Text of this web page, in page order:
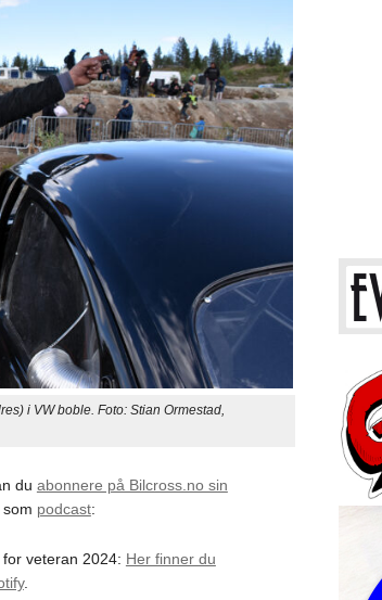
i VW boble. Foto: Stian Ormestad,
du abonnere på Bilcross.no sin
podcast:
veteran 2024: Her finner du
.